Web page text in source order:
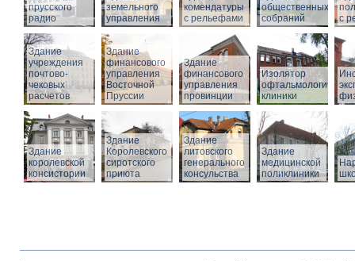
прусского
радио
земельного
управления
комендатуры
с рельефами
общественных
собраний
с
Здание
учреждения
почтово-
чековых
расчетов
Здание
финансового
управления
Восточной
Пруссии
Здание
финансового
управления
провинции
Изолятор
клиники
Здание
королевской
консистории
Здание
Королевского
сиротского
приюта
Здание
литовского
генерального
консульства
Здание
медицинской
поликлиники